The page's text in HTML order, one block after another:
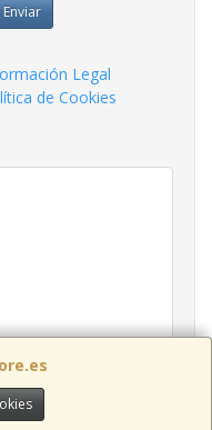
Enviar
Legal
de Cookies